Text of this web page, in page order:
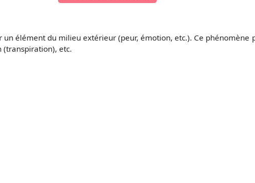
élément du milieu extérieur (peur, émotion, etc.). Ce phénomène
(transpiration), etc.